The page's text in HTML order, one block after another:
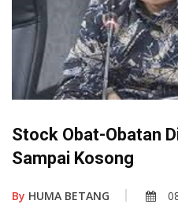
Stock Obat-Obatan
Sampai Kosong
By HUMA BETANG